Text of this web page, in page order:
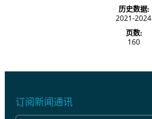
历史数据:
2021-2024
页数:
160
订阅新闻通讯